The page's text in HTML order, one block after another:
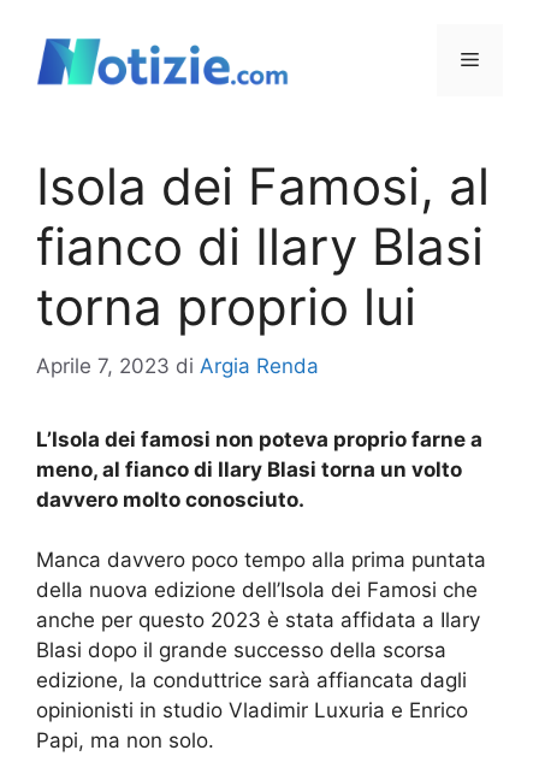
contenuto
Menu
Isola dei Famosi, al
fianco di Ilary Blasi
torna proprio lui
Aprile 7, 2023 di Argia Renda
L’Isola dei famosi non poteva proprio farne a
meno, al fianco di Ilary Blasi torna un volto
davvero molto conosciuto.
Manca davvero poco tempo alla prima puntata
della nuova edizione dell’Isola dei Famosi che
anche per questo 2023 è stata affidata a Ilary
Blasi dopo il grande successo della scorsa
edizione, la conduttrice sarà affiancata dagli
opinionisti in studio Vladimir Luxuria e Enrico
Papi, ma non solo.